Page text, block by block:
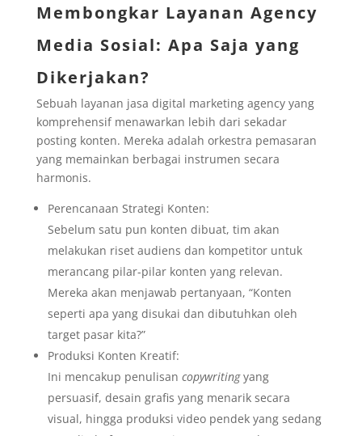
Membongkar Layanan Agency
Media Sosial: Apa Saja yang
Dikerjakan?
Sebuah layanan jasa digital marketing agency yang
komprehensif menawarkan lebih dari sekadar
posting konten. Mereka adalah orkestra pemasaran
yang memainkan berbagai instrumen secara
harmonis.
Perencanaan Strategi Konten:
Sebelum satu pun konten dibuat, tim akan
melakukan riset audiens dan kompetitor untuk
merancang pilar-pilar konten yang relevan.
Mereka akan menjawab pertanyaan, “Konten
seperti apa yang disukai dan dibutuhkan oleh
target pasar kita?”
Produksi Konten Kreatif:
Ini mencakup penulisan copywritingyang
persuasif, desain grafis yang menarik secara
visual, hingga produksi video pendek yang sedang